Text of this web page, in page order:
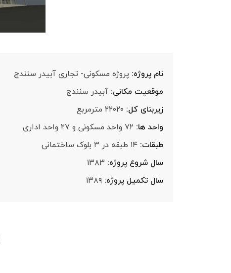
نام پروژه: پروژه مسکونی- تجاری آبیدر سنندج
موقعیت مکانی: آبیدر سنندج
زیربنای کل: ۲۲۰۲۰ مترمربع
واحد ها: ۷۲ واحد مسکونی و ۲۷ واحد اداری
طبقات: ۱۴ طبقه در ۳ بلوک ساختمانی
سال شروع پروژه: ۱۳۸۳
سال تکمیل پروژه: ۱۳۸۹